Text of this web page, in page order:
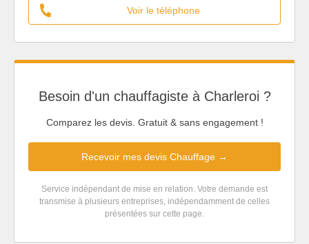
Voir le téléphone
Besoin d'un chauffagiste à Charleroi ?
Comparez les devis. Gratuit & sans engagement !
Recevoir mes devis Chauffage →
Service indépendant de mise en relation. Votre demande est
transmise à plusieurs entreprises, indépendamment de celles
présentées sur cette page.